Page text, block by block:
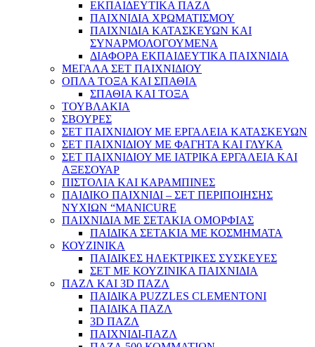
ΕΚΠΑΙΔΕΥΤΙΚΑ ΠΑΖΛ
ΠΑΙΧΝΙΔΙΑ ΧΡΩΜΑΤΙΣΜΟΥ
ΠΑΙΧΝΙΔΙΑ ΚΑΤΑΣΚΕΥΩΝ ΚΑΙ
ΣΥΝΑΡΜΟΛΟΓΟΥΜΕΝΑ
ΔΙΑΦΟΡΑ ΕΚΠΑΙΔΕΥΤΙΚΑ ΠΑΙΧΝΙΔΙΑ
ΜΕΓΑΛΑ ΣΕΤ ΠΑΙΧΝΙΔΙΟΥ
ΟΠΛΑ ΤΟΞΑ ΚΑΙ ΣΠΑΘΙΑ
ΣΠΑΘΙΑ ΚΑΙ ΤΟΞΑ
ΤΟΥΒΛΑΚΙΑ
ΣΒΟΥΡΕΣ
ΣΕΤ ΠΑΙΧΝΙΔΙΟΥ ΜΕ ΕΡΓΑΛΕΙΑ ΚΑΤΑΣΚΕΥΩΝ
ΣΕΤ ΠΑΙΧΝΙΔΙΟΥ ΜΕ ΦΑΓΗΤΑ ΚΑΙ ΓΛΥΚΑ
ΣΕΤ ΠΑΙΧΝΙΔΙΟΥ ΜΕ ΙΑΤΡΙΚΑ ΕΡΓΑΛΕΙΑ ΚΑΙ
ΑΞΕΣΟΥΑΡ
ΠΙΣΤΟΛΙΑ ΚΑΙ ΚΑΡΑΜΠΙΝΕΣ
ΠΑΙΔΙΚΟ ΠΑΙΧΝΙΔΙ – ΣΕΤ ΠΕΡΙΠΟΙΗΣΗΣ
ΝΥΧΙΩΝ “MANICURE
ΠΑΙΧΝΙΔΙΑ ΜΕ ΣΕΤΑΚΙΑ ΟΜΟΡΦΙΑΣ
ΠΑΙΔΙΚΑ ΣΕΤΑΚΙΑ ΜΕ ΚΟΣΜΗΜΑΤΑ
ΚΟΥΖΙΝΙΚΑ
ΠΑΙΔΙΚΕΣ ΗΛΕΚΤΡΙΚΕΣ ΣΥΣΚΕΥΕΣ
ΣΕΤ ΜΕ ΚΟΥΖΙΝΙΚΑ ΠΑΙΧΝΙΔΙΑ
ΠΑΖΛ ΚΑΙ 3D ΠΑΖΛ
ΠΑΙΔΙΚΑ PUZZLES CLEMENTONI
ΠΑΙΔΙΚΑ ΠΑΖΛ
3D ΠΑΖΛ
ΠΑΙΧΝΙΔΙ-ΠΑΖΛ